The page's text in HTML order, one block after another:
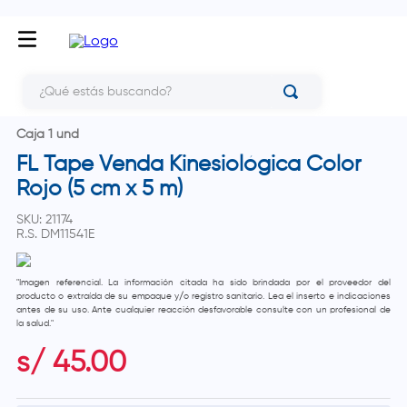
Caja 1 und
FL Tape Venda Kinesiológica Color
Rojo (5 cm x 5 m)
SKU: 21174
R.S. DM11541E
"Imagen referencial. La información citada ha sido brindada por el proveedor del
producto o extraída de su empaque y/o registro sanitario. Lea el inserto e indicaciones
antes de su uso. Ante cualquier reacción desfavorable consulte con un profesional de
la salud."
s/ 45.00